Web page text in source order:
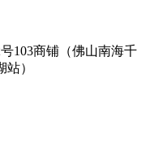
103商铺（佛山南海千
）